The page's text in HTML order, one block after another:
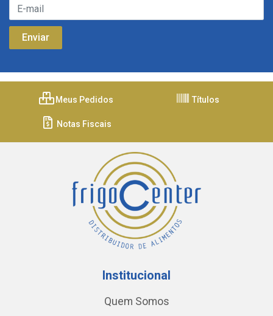
Meus Pedidos Títulos
Notas Fiscais
Institucional
Quem Somos